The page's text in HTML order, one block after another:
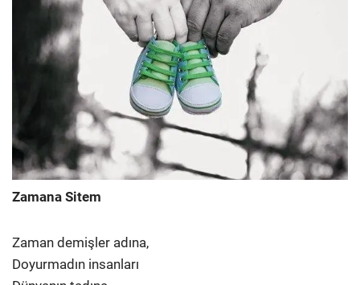
Zamana Sitem
Zaman demişler adına,
Doyurmadın insanları